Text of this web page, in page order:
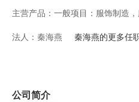
主营产品： 一般项目：服饰制造
凭营业执照依法自主
法人： 秦海燕 秦海燕的更多任
公司简介